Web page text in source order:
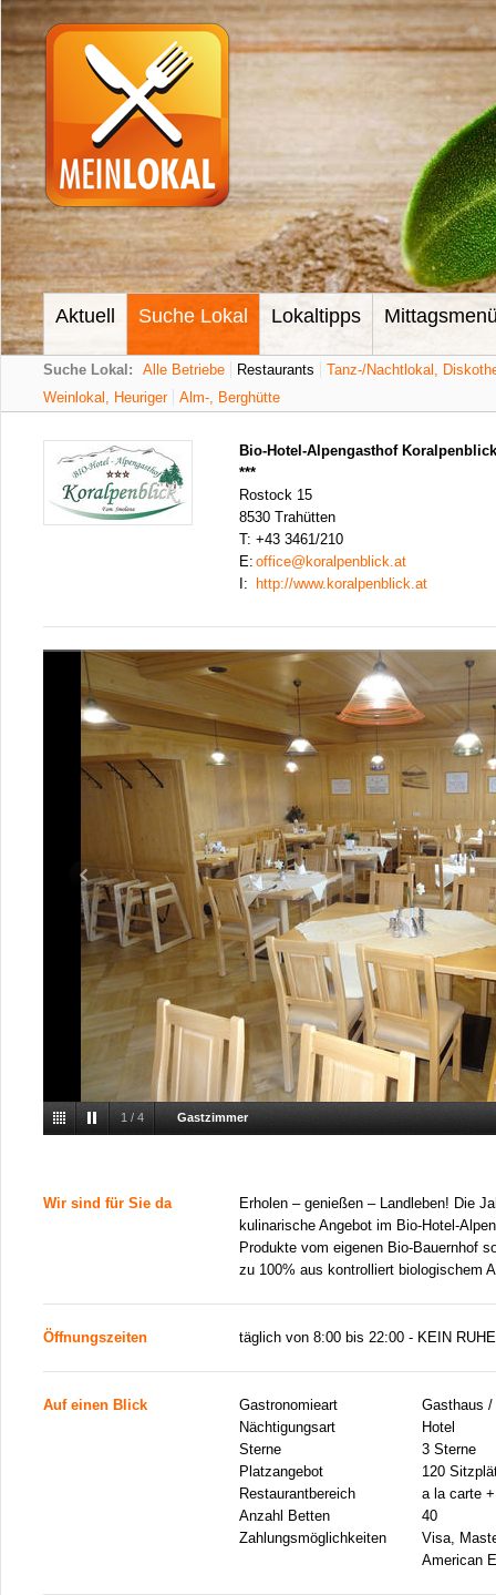
Aktuell Suche Lokal Lokaltipps
Suche Lokal: Alle Betriebe Restaurants
Tanz-/Nachtlokal,
Weinlokal, Heuriger
Alm-, Berghütte
Bio-Hotel-Alpengasthof Koralpenblick
***
Rostock 15
8530 Trahütten
T: +43 3461/210
E: office@koralpenblick.at
I:
http://www.koralpenblick.at
1 / 4 Gastzimmer
Wir sind für Sie da
Erholen – genießen – Landleben! Die
kulinarische Angebot im Bio-Hotel-
Produkte vom eigenen Bio-Bauernhof
zu 100% aus kontrolliert biologischem
Öffnungszeiten täglich von 8:00 bis 22:00 - KEIN
Auf einen Blick Gastronomieart
Gasthaus
Nächtigungsart
Hotel
Sterne
3 Sterne
Platzangebot
120
Restaurantbereich
a la carte
Anzahl Betten
40
Zahlungsmöglichkeiten
Visa,
American